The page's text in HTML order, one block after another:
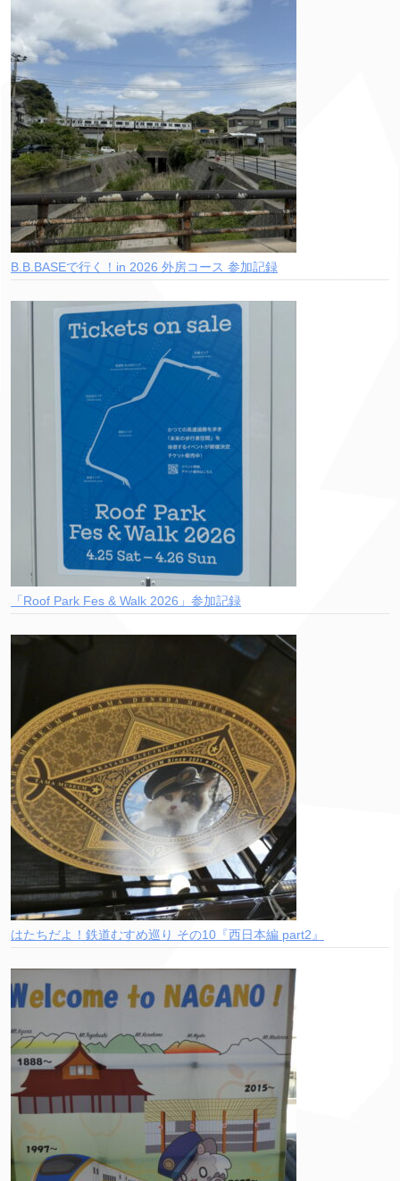
B.B.BASEで行く！in 2026 外房コース 参加記録
「Roof Park Fes & Walk 2026」参加記録
はたちだよ！鉄道むすめ巡り その10『西日本編 part2』